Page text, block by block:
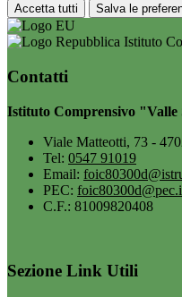
Accetta tutti Salva le
Istituto
Contatti
Istituto Comprensivo "Valle
Viale Matteotti, 73 -
Tel: 0547 91019
Email:
PEC:
C.F.: 81009820408
Sezione Link Utili